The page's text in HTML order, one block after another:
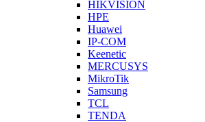
HIKVISION
HPE
Huawei
IP-COM
Keenetic
MERCUSYS
MikroTik
Samsung
TCL
TENDA